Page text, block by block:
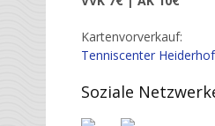
Kartenvorverkauf:
Tenniscenter Heiderhof
Soziale